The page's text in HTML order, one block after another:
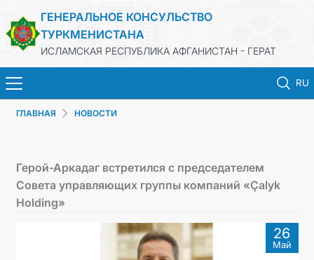
ГЕНЕРАЛЬНОЕ КОНСУЛЬСТВО
ТУРКМЕНИСТАНА
ИСЛАМСКАЯ РЕСПУБЛИКА АФГАНИСТАН - ГЕРАТ
RU
ТУРКМЕНИСТАН
КОНСУЛЬСКИЕ УСЛУГИ
ГЛАВНАЯ НОВОСТИ
Герой-Аркадаг встретился с председателем
Совета управляющих группы компаний «Çalyk
Holding»
26
Май